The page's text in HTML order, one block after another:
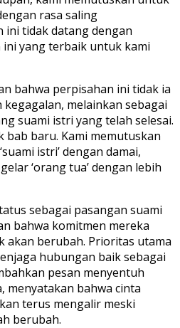
rasa saling
ini tidak datang dengan
yang terbaik untuk kami
bahwa perpisahan ini tidak ia
melainkan sebagai
suami istri yang telah selesai.
bab baru. Kami memutuskan
istri’ dengan damai,
‘orang tua’ dengan lebih
sebagai pasangan suami
bahwa komitmen mereka
akan berubah. Prioritas utama
hubungan baik sebagai
pesan menyentuh
menyatakan bahwa cinta
terus mengalir meski
berubah.